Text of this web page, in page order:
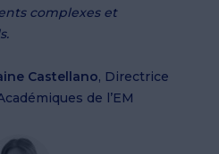
complexes et
Castellano, Directrice
de l’EM